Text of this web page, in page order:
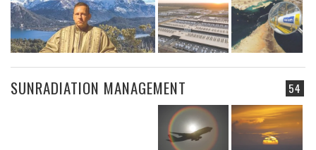
54
SUNRADIATION MANAGEMENT